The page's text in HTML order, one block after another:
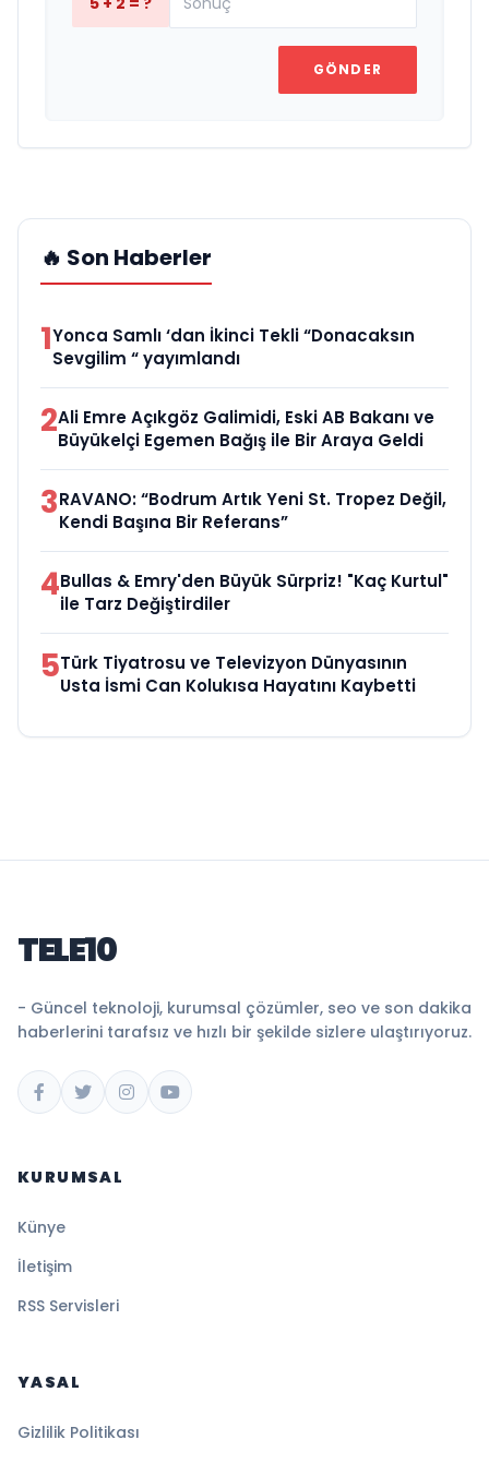
GÖNDER
🔥 Son Haberler
1Yonca Samlı ‘dan İkinci Tekli “Donacaksın
Sevgilim “ yayımlandı
2Ali Emre Açıkgöz Galimidi, Eski AB Bakanı ve
Büyükelçi Egemen Bağış ile Bir Araya Geldi
3RAVANO: “Bodrum Artık Yeni St. Tropez Değil,
Kendi Başına Bir Referans”
4Bullas & Emry'den Büyük Sürpriz! "Kaç Kurtul"
ile Tarz Değiştirdiler
5Türk Tiyatrosu ve Televizyon Dünyasının
Usta İsmi Can Kolukısa Hayatını Kaybetti
TELE10
- Güncel teknoloji, kurumsal çözümler, seo ve son dakika
haberlerini tarafsız ve hızlı bir şekilde sizlere ulaştırıyoruz.
KURUMSAL
Künye
İletişim
RSS Servisleri
YASAL
Gizlilik Politikası